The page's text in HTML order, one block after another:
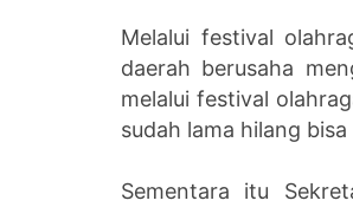
Melalui festival
daerah berusaha
melalui festival
sudah lama hilang
Sementara itu